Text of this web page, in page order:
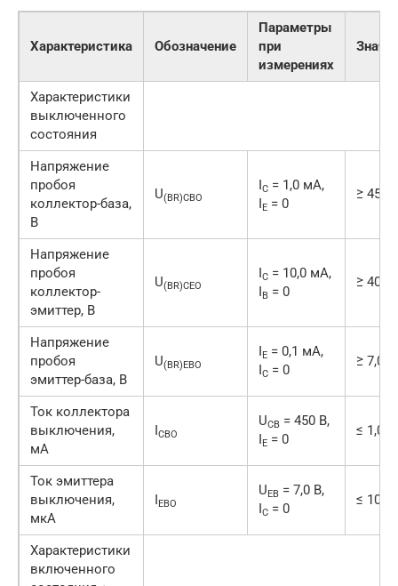
Характеристика Обозначение
Параметры
при
измерениях
Характеристики
выключенного
состояния
Напряжение
пробоя
коллектор-база,
В
U(BR)CBO
IC = 1,0 мА,
IE = 0
≥ 450
Напряжение
пробоя
коллектор-
эмиттер, В
U(BR)CEO
IC = 10,0 мА,
IB = 0
≥ 400
Напряжение
пробоя
эмиттер-база, В
U(BR)EBO
IE = 0,1 мА,
IC = 0
≥ 7,0
Ток коллектора
выключения,
мА
ICBO
UCB = 450 В,
IE = 0
≤ 1,0
Ток эмиттера
выключения,
мкА
IEBO
UEB = 7,0 В,
IC = 0
≤ 100,0
Характеристики
включенного